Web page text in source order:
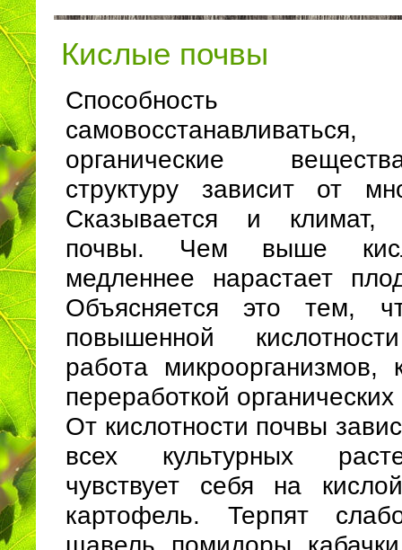
Кислые почвы
органические
структуру зависит от
Сказывается и климат,
почвы. Чем выше
медленнее нарастает
Объясняется это тем,
повышенной
работа микроорганизмов,
переработкой органических
От кислотности почвы
всех культурных
чувствует себя на
картофель. Терпят